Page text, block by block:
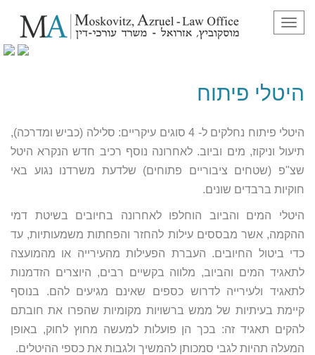
תפריט
היטלי פיתוח
היטלי פיתוח
היטלי פיתוח נחלקים ל- 4 סוגים עיקריים: סלילה (כביש ומדרכה),
תיעול וניקוז, מים וביוב. לאחרונה נוסף רכיב חדש הנקרא היטל
שצ"פ (שטחים ציבוריים פתוחים) שלדעת משרדנו נגוע באי
חוקיות ברבדים שונים.
היטלי המים והביוב הוחלפו לאחרונה בחיובים בשיטת דמי
ההקמה, אשר מבססים עילות להחזר והפחתות משמעותיות, עד
כדי ביטול החיובים. העברת הפעילות מהעירייה או מהמועצה
לתאגיד המים והביוב, מלווה בקשיים רבים, היוצרים הזדמנות
לתאגיד ולעירייה לדרוש כספים שאינם מגיעים להם. בנוסף
קיימת בעיתיות של ממש ברשויות מקומיות שהפרו את חובתם
להקים תאגיד זה: בכך הן פועלות למעשה מחוץ לחוק, באופן
המעלה תהיות לגבי סמכותן להמשיך ולגבות את כספי ההיטלים.